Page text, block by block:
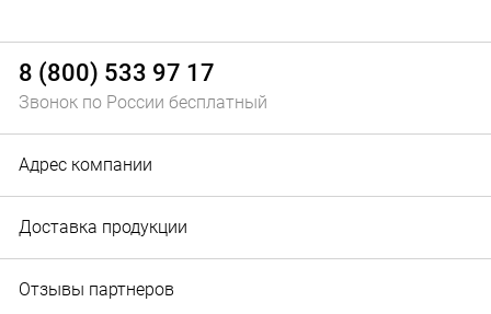
8 (800) 533 97 17
Звонок по России бесплатный
Адрес компании
Доставка продукции
Отзывы партнеров